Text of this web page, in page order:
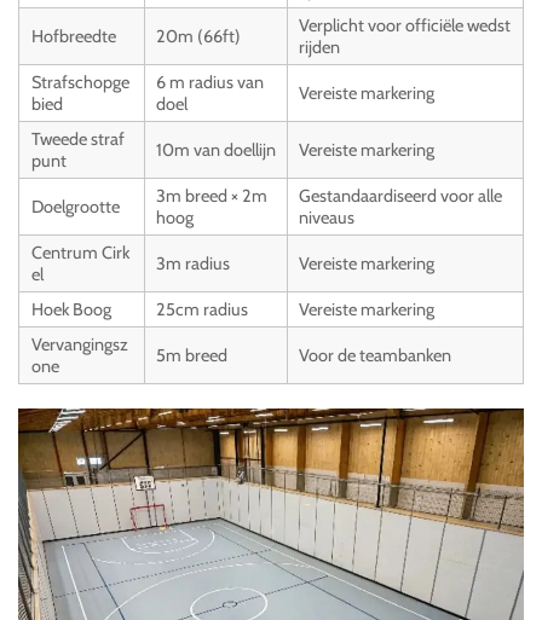
Hofbreedte 20m (66ft)
Verplicht voor officiële wedst
rijden
Strafschopge
bied
6 m radius van
doel
Vereiste markering
Tweede straf
punt
10m van doellijn Vereiste markering
Doelgrootte
3m breed × 2m
hoog
Gestandaardiseerd voor alle
niveaus
Centrum Cirk
el
3m radius Vereiste markering
Hoek Boog 25cm radius
Vereiste markering
Vervangingsz
one
5m breed Voor de teambanken